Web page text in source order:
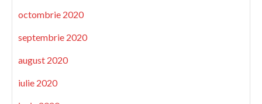
octombrie 2020
septembrie 2020
august 2020
iulie 2020